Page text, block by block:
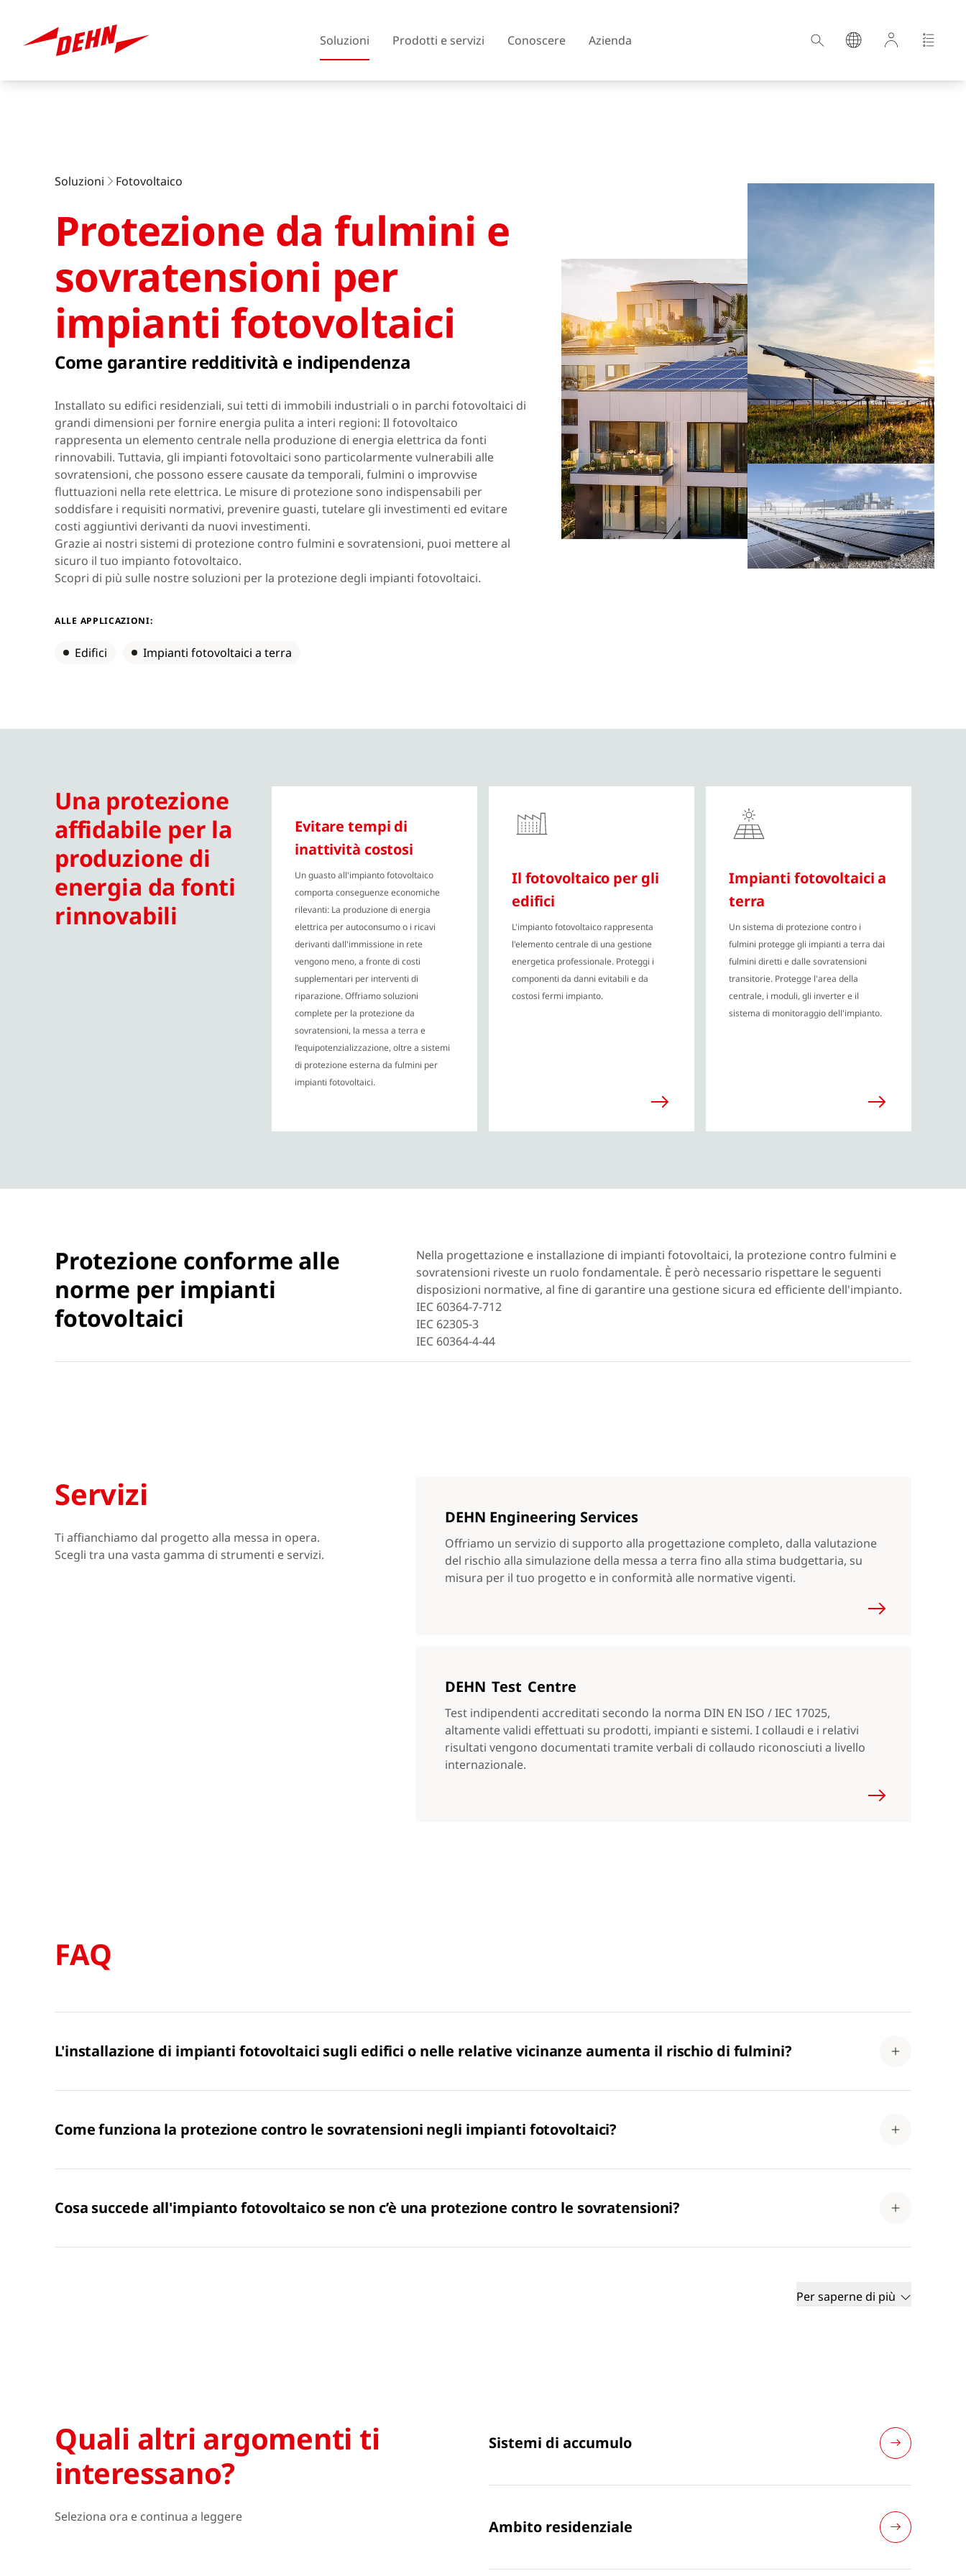
Soluzioni Prodotti e servizi Conoscere Azienda
Europe
America
Asia & Oceania
Finlandia
Regno Unito
Islanda
Lettonia
Lituania
Macedonia del Nord
Paesi Bassi
Norway
Polonia
Portogallo
Romania
Slovacchia
Slovenia
Svezia
Svizzera
Turchia
Ucraina
Soluzioni Fotovoltaico
Protezione da fulmini e
sovratensioni per
impianti fotovoltaici
Come garantire redditività e indipendenza
Installato su edifici residenziali, sui tetti di immobili industriali o in parchi fotovoltaici di
grandi dimensioni per fornire energia pulita a interi regioni: Il fotovoltaico
rappresenta un elemento centrale nella produzione di energia elettrica da fonti
rinnovabili. Tuttavia, gli impianti fotovoltaici sono particolarmente vulnerabili alle
sovratensioni, che possono essere causate da temporali, fulmini o improvvise
fluttuazioni nella rete elettrica. Le misure di protezione sono indispensabili per
soddisfare i requisiti normativi, prevenire guasti, tutelare gli investimenti ed evitare
costi aggiuntivi derivanti da nuovi investimenti.
Grazie ai nostri sistemi di protezione contro fulmini e sovratensioni, puoi mettere al
sicuro il tuo impianto fotovoltaico.
Scopri di più sulle nostre soluzioni per la protezione degli impianti fotovoltaici.
ALLE APPLICAZIONI:
Edifici Impianti fotovoltaici a terra
Una protezione
affidabile per la
produzione di
energia da fonti
rinnovabili
Evitare tempi di
inattività costosi
Un guasto all'impianto fotovoltaico
comporta conseguenze economiche
rilevanti: La produzione di energia
elettrica per autoconsumo o i ricavi
derivanti dall'immissione in rete
vengono meno, a fronte di costi
supplementari per interventi di
riparazione. Offriamo soluzioni
complete per la protezione da
sovratensioni, la messa a terra e
l’equipotenzializzazione, oltre a sistemi
di protezione esterna da fulmini per
impianti fotovoltaici.
Il fotovoltaico per gli
edifici
L'impianto fotovoltaico rappresenta
l'elemento centrale di una gestione
energetica professionale. Proteggi i
componenti da danni evitabili e da
costosi fermi impianto.
Impianti fotovoltaici a
terra
Un sistema di protezione contro i
fulmini protegge gli impianti a terra dai
fulmini diretti e dalle sovratensioni
transitorie. Protegge l'area della
centrale, i moduli, gli inverter e il
sistema di monitoraggio dell'impianto.
Protezione conforme alle
norme per impianti
fotovoltaici
Nella progettazione e installazione di impianti fotovoltaici, la protezione contro fulmini e
sovratensioni riveste un ruolo fondamentale. È però necessario rispettare le seguenti
disposizioni normative, al fine di garantire una gestione sicura ed efficiente dell'impianto.
IEC 60364-7-712
IEC 62305-3
IEC 60364-4-44
Servizi
Ti affianchiamo dal progetto alla messa in opera.
Scegli tra una vasta gamma di strumenti e servizi.
DEHN Engineering Services
Offriamo un servizio di supporto alla progettazione completo, dalla valutazione
del rischio alla simulazione della messa a terra fino alla stima budgettaria, su
misura per il tuo progetto e in conformità alle normative vigenti.
DEHN Test Centre
Test indipendenti accreditati secondo la norma DIN EN ISO / IEC 17025,
altamente validi effettuati su prodotti, impianti e sistemi. I collaudi e i relativi
risultati vengono documentati tramite verbali di collaudo riconosciuti a livello
internazionale.
FAQ
L'installazione di impianti fotovoltaici sugli edifici o nelle relative vicinanze aumenta il rischio di fulmini?
Come funziona la protezione contro le sovratensioni negli impianti fotovoltaici?
Cosa succede all'impianto fotovoltaico se non c’è una protezione contro le sovratensioni?
Per saperne di più
Quali altri argomenti ti
interessano?
Seleziona ora e continua a leggere
Sistemi di accumulo
Ambito residenziale